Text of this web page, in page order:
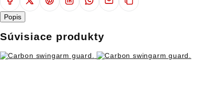
EVENTY TEST RIDE
Popis
Súvisiace produkty